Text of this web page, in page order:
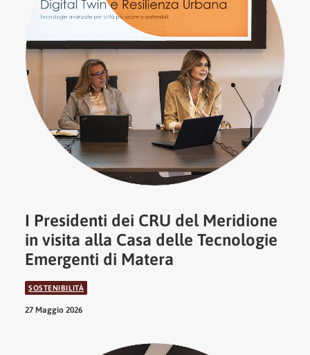
I Presidenti dei CRU del Meridione
in visita alla Casa delle Tecnologie
Emergenti di Matera
SOSTENIBILITÀ
27 Maggio 2026